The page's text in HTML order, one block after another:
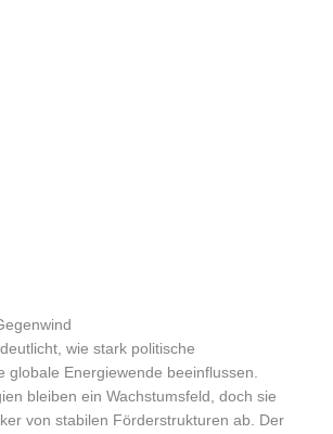
wie stark politische
globale Energiewende beeinflussen.
bleiben ein Wachstumsfeld, doch sie
von stabilen Förderstrukturen ab. Der